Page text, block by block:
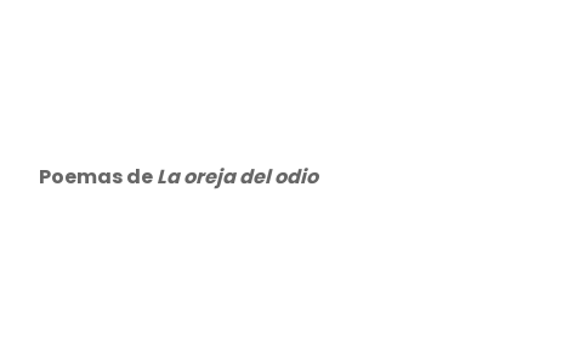
Poemas deLa oreja del odio